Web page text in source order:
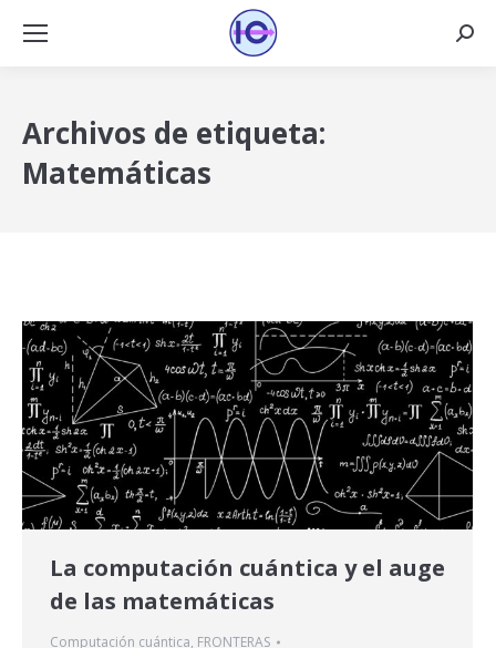
Archivos de etiqueta:
Matemáticas
La computación cuántica y el auge
de las matemáticas
Computación cuántica, FRONTERAS